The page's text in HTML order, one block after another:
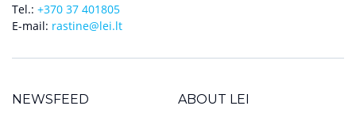
Tel.: +370 37 401805
E-mail: rastine@lei.lt
NEWSFEED ABOUT LEI